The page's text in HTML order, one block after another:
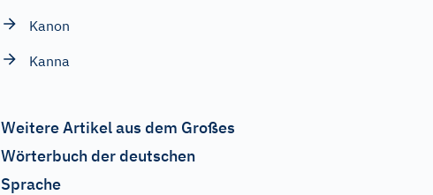
Kanon
Kanna
Weitere Artikel aus dem Großes
Wörterbuch der deutschen
Sprache